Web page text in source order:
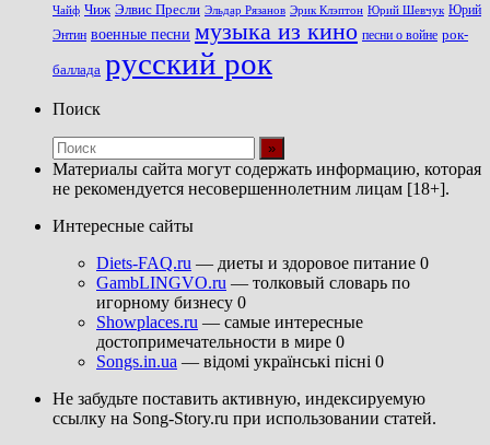
Чайф Чиж Элвис Пресли Эльдар Рязанов Эрик Клэптон Юрий Шевчук Юрий
Энтин военные песни музыка из кино песни о войне рок-
баллада русский рок
Поиск
Материалы сайта могут содержать информацию, которая
не рекомендуется несовершеннолетним лицам [18+].
Интересные сайты
Diets-FAQ.ru — диеты и здоровое питание 0
GambLINGVO.ru — толковый словарь по
игорному бизнесу 0
Showplaces.ru — самые интересные
достопримечательности в мире 0
Songs.in.ua — відомі українські пісні 0
Не забудьте поставить активную, индексируемую
ссылку на Song-Story.ru при использовании статей.